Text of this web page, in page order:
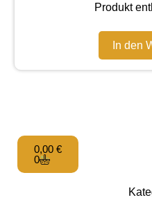
Produkt
In den
0,00 €
0